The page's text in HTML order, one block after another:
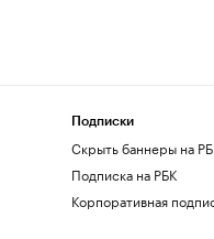
Подписки
Скрыть баннеры на
Подписка на РБК
Корпоративная